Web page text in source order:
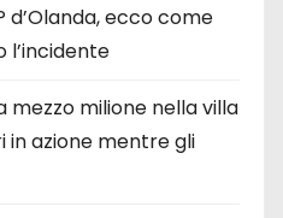
d’Olanda, ecco come
l’incidente
mezzo milione nella villa
in azione mentre gli